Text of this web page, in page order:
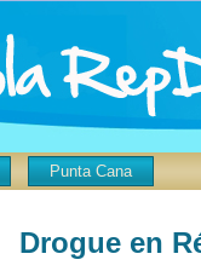
Punta Cana
Drogue en